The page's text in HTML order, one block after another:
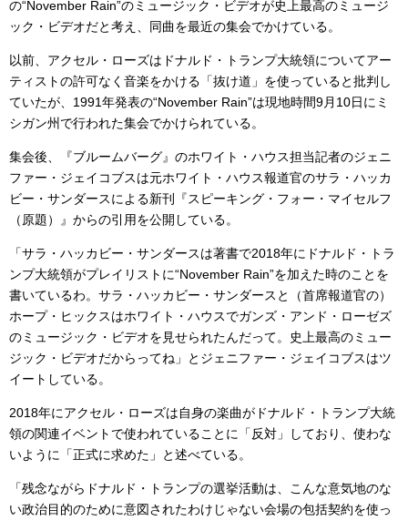
の“November Rain”のミュージック・ビデオが史上最高のミュージ
ック・ビデオだと考え、同曲を最近の集会でかけている。
以前、アクセル・ローズはドナルド・トランプ大統領についてアー
ティストの許可なく音楽をかける「抜け道」を使っていると批判し
ていたが、1991年発表の“November Rain”は現地時間9月10日にミ
シガン州で行われた集会でかけられている。
集会後、『ブルームバーグ』のホワイト・ハウス担当記者のジェニ
ファー・ジェイコブスは元ホワイト・ハウス報道官のサラ・ハッカ
ビー・サンダースによる新刊『スピーキング・フォー・マイセルフ
（原題）』からの引用を公開している。
「サラ・ハッカビー・サンダースは著書で2018年にドナルド・トラ
ンプ大統領がプレイリストに“November Rain”を加えた時のことを
書いているわ。サラ・ハッカビー・サンダースと（首席報道官の）
ホープ・ヒックスはホワイト・ハウスでガンズ・アンド・ローゼズ
のミュージック・ビデオを見せられたんだって。史上最高のミュー
ジック・ビデオだからってね」とジェニファー・ジェイコブスはツ
イートしている。
2018年にアクセル・ローズは自身の楽曲がドナルド・トランプ大統
領の関連イベントで使われていることに「反対」しており、使わな
いように「正式に求めた」と述べている。
「残念ながらドナルド・トランプの選挙活動は、こんな意気地のな
い政治目的のために意図されたわけじゃない会場の包括契約を使っ